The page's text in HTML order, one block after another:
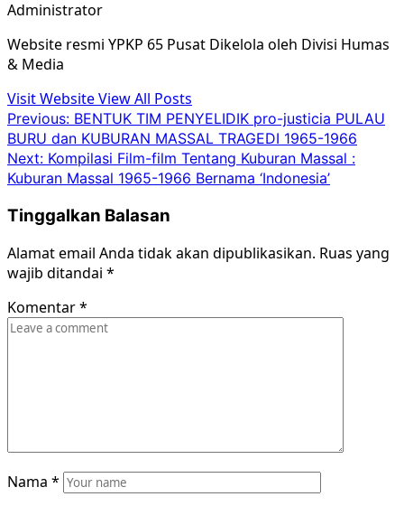
Administrator
Website resmi YPKP 65 Pusat Dikelola oleh Divisi Humas
& Media
Visit WebsiteView All Posts
Post
navigation
Previous: BENTUK TIM PENYELIDIK pro-justicia PULAU
BURU dan KUBURAN MASSAL TRAGEDI 1965-1966
Next: Kompilasi Film-film Tentang Kuburan Massal :
Kuburan Massal 1965-1966 Bernama ‘Indonesia’
Tinggalkan Balasan
Alamat email Anda tidak akan dipublikasikan. Ruas yang
wajib ditandai *
Komentar*
Nama *